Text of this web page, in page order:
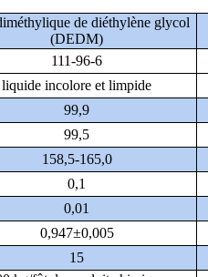
de diéthylène glycol
(DEDM)
111-96-6
liquide incolore et limpide
99,9
99,5
158,5-165,0
0,1
0,01
0,947±0,005
15